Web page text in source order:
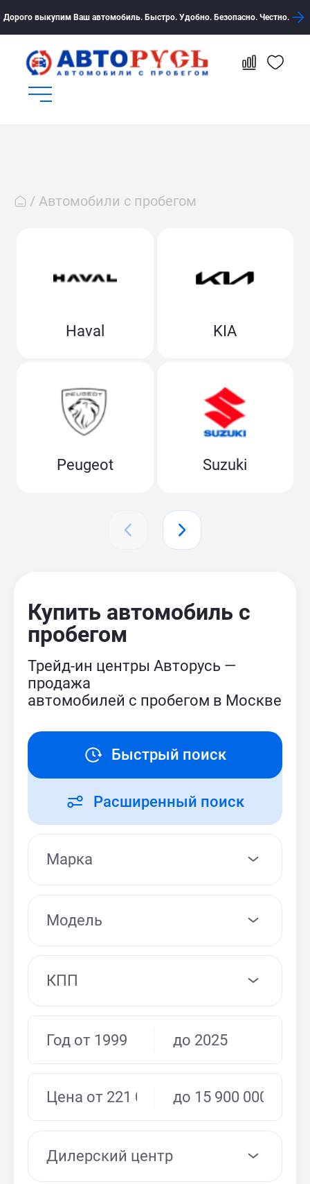
Дорого выкупим Ваш автомобиль. Быстро. Удобно. Безопасно. Честно.
Автомобили с пробегом
Haval KIA
Peugeot Suzuki
Купить автомобиль с
пробегом
Трейд-ин центры Авторусь —
продажа
автомобилей с пробегом в Москве
Быстрый поиск
Расширенный поиск
Модель
КПП
Дилерский центр